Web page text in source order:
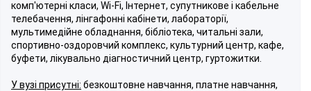
комп'ютерні класи, Wi-Fi, Інтернет, супутникове і кабельне
телебачення, лінгафонні кабінети, лабораторії,
мультимедійне обладнання, бібліотека, читальні зали,
спортивно-оздоровчий комплекс, культурний центр, кафе,
буфети, лікувально діагностичний центр, гуртожитки.
У вузі присутні: безкоштовне навчання, платне навчання,